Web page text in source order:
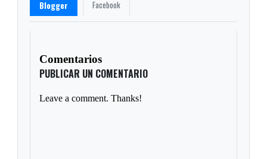
Blogger Facebook
Comentarios
PUBLICAR UN COMENTARIO
Leave a comment. Thanks!